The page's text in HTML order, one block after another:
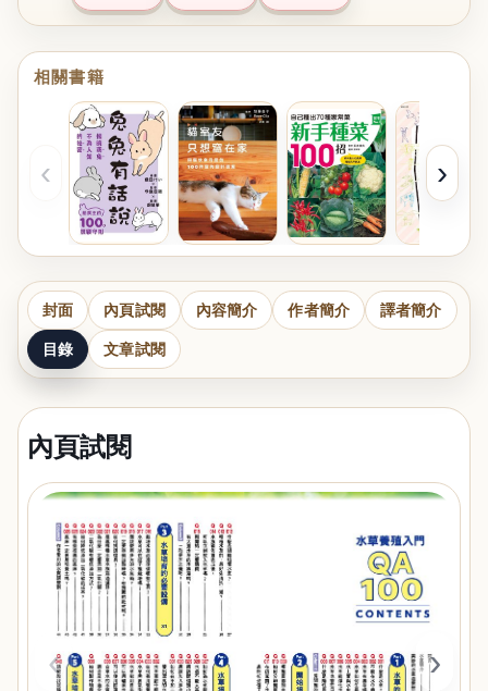
相關書籍
‹ ›
封面 內頁試閱 內容簡介 作者簡介 譯者簡介
目錄 文章試閱
內頁試閱
‹ ›